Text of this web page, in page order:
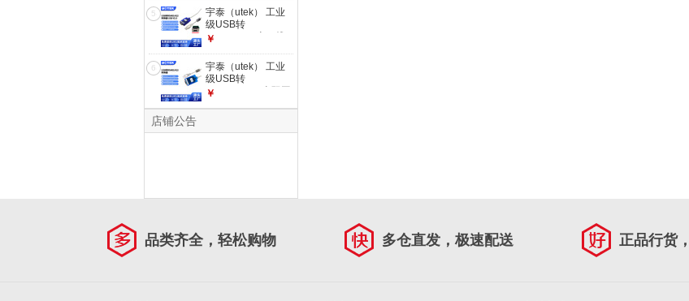
1.5M(UT-880)
5
宇泰（utek） 工业
级USB转
RS485/422串口线
转接线UT-890A
0.5M(890k)
￥
6
宇泰（utek） 工业
级USB转
232/485/422全双工
￥
店铺公告
品类齐全，轻松购物 多仓直发，极速配送 正品行货